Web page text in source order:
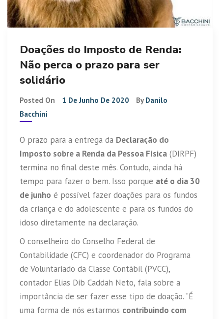
Doações do Imposto de Renda:
Não perca o prazo para ser
solidário
Posted On 1 De Junho De 2020 By Danilo
Bacchini
O prazo para a entrega da Declaração do
Imposto sobre a Renda da Pessoa Física (DIRPF)
termina no final deste mês. Contudo, ainda há
tempo para fazer o bem. Isso porque até o dia 30
de junho é possível fazer doações para os fundos
da criança e do adolescente e para os fundos do
idoso diretamente na declaração.
O conselheiro do Conselho Federal de
Contabilidade (CFC) e coordenador do Programa
de Voluntariado da Classe Contábil (PVCC),
contador Elias Dib Caddah Neto, fala sobre a
importância de ser fazer esse tipo de doação. “É
uma forma de nós estarmos contribuindo com